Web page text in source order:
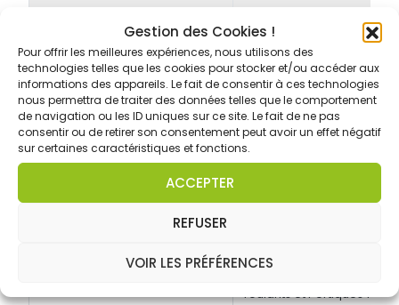
Gestion des Cookies !
Pour offrir les meilleures expériences, nous utilisons des
technologies telles que les cookies pour stocker et/ou accéder aux
informations des appareils. Le fait de consentir à ces technologies
nous permettra de traiter des données telles que le comportement
de navigation ou les ID uniques sur ce site. Le fait de ne pas
consentir ou de retirer son consentement peut avoir un effet négatif
sur certaines caractéristiques et fonctions.
ACCEPTER
REFUSER
VOIR LES PRÉFÉRENCES
Habilitations électriques
Prescriptions NF C18-510 -
Opérations d'ordre non-
électrique BT et/ou HT -
Initiale/Recyclage
Prescriptions NF C18-510 -
Opérations d'ordre non-
électrique BT et/ou HT +
Manoeuvre -
Formation Initiale & tests
roulants et Portiques 1